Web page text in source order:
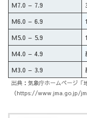
M7.0 – 7.9
M6.0 – 6.9
M5.0 – 5.9
M4.0 – 4.9
M3.0 – 3.9
出典：気象庁ホームページ「
（https://www.jma.go.jp/